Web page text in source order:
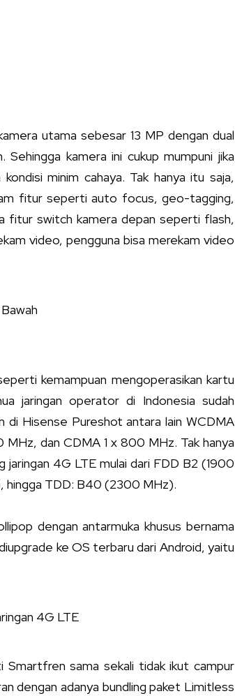
utama sebesar 13 MP dengan dual
kamera ini cukup mumpuni jika
minim cahaya. Tak hanya itu saja,
fitur seperti auto focus, geo-tagging,
fitur switch kamera depan seperti flash,
video, pengguna bisa merekam video
kemampuan mengoperasikan kartu
jaringan operator di Indonesia sudah
di Hisense Pureshot antara lain WCDMA
dan CDMA 1 x 800 MHz. Tak hanya
4G LTE mulai dari FDD B2 (1900
TDD: B40 (2300 MHz).
dengan antarmuka khusus bernama
ke OS terbaru dari Android, yaitu
4G LTE
Smartfren sama sekali tidak ikut campur
dengan adanya bundling paket Limitless